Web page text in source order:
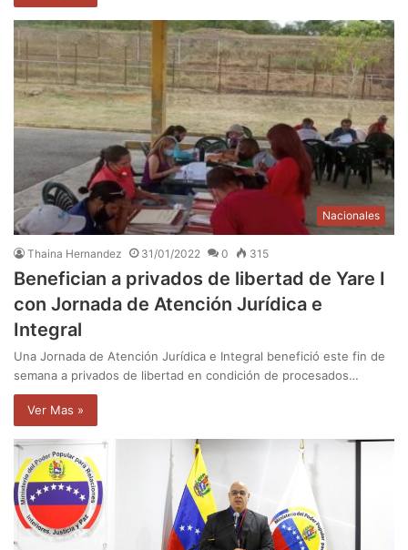
Nacionales
Thaina Hernandez 31/01/2022 0 315
Benefician a privados de libertad de Yare I
con Jornada de Atención Jurídica e
Integral
Una Jornada de Atención Jurídica e Integral benefició este fin de
semana a privados de libertad en condición de procesados…
Ver Mas »